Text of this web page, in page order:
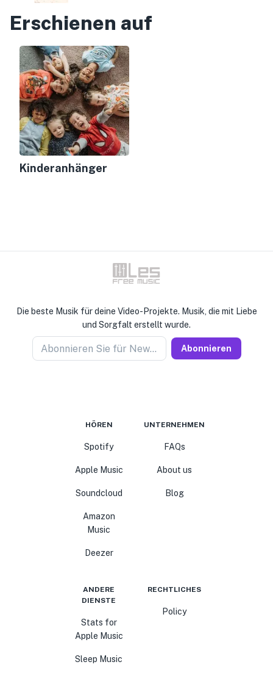
Erschienen auf
Kinderanhänger
Die beste Musik für deine Video-Projekte. Musik, die mit Liebe
und Sorgfalt erstellt wurde.
Abonnieren Sie für Newseller Abonnieren
HÖREN
Spotify
Apple Music
Soundcloud
Amazon
Music
Deezer
UNTERNEHMEN
FAQs
About us
Blog
ANDERE
DIENSTE
Stats for
Apple Music
Sleep Music
RECHTLICHES
Policy